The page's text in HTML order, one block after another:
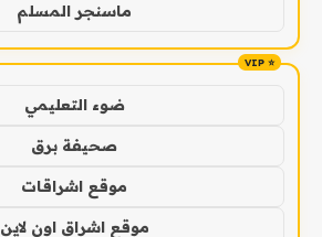
ماسنجر المسلم
ضوء التعليمي
صحيفة برق
موقع اشراقات
موقع اشراق اون لاين